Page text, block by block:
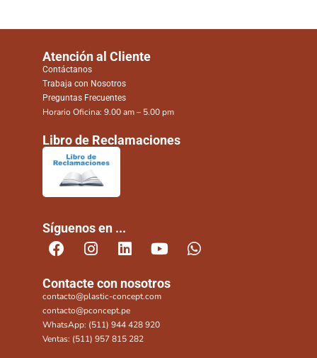
Atención al Cliente
Contáctanos
Trabaja con Nosotros
Preguntas Frecuentes
Horario Oficina: 9.00 am – 5.00 pm
Libro de Reclamaciones
Síguenos en ...
Contacte con nosotros
contacto@plastic-concept.com
contacto@pconcept.pe
WhatsApp: (511) 944 428 920
Ventas: (511) 957 815 282